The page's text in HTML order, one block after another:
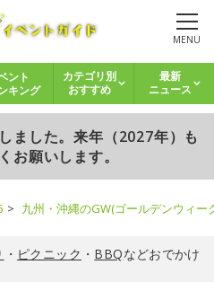
MENU
ント
キング
カテゴリ別
おすすめ
最新
ニュース
ました。来年（2027年）も
お願いします。
九州・沖縄のGW(ゴールデンウィ
・ ピクニック ・ BBQなどおでかけ